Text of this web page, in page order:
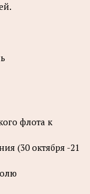
флота к
(30 октября -21